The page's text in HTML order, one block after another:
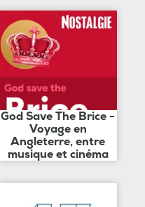
God Save The Brice -
Voyage en
Angleterre, entre
musique et cinéma